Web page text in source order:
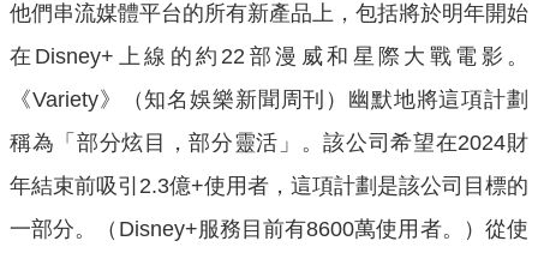
他們串流媒體平台的所有新產品上，包括將於明年開始
在Disney+上線的約22部漫威和星際大戰電影。
《Variety》（知名娛樂新聞周刊）幽默地將這項計劃
稱為「部分炫目，部分靈活」。該公司希望在2024財
年結束前吸引2.3億+使用者，這項計劃是該公司目標的
一部分。（Disney+服務目前有8600萬使用者。）從使